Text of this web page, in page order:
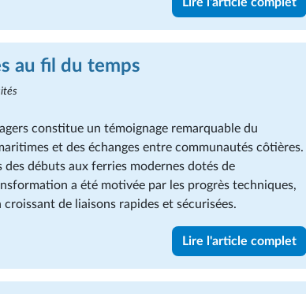
au fil du temps
constitue un témoignage remarquable du
et des échanges entre communautés côtières.
débuts aux ferries modernes dotés de
a été motivée par les progrès techniques,
croissant de liaisons rapides et sécurisées.
Lire l'article complet